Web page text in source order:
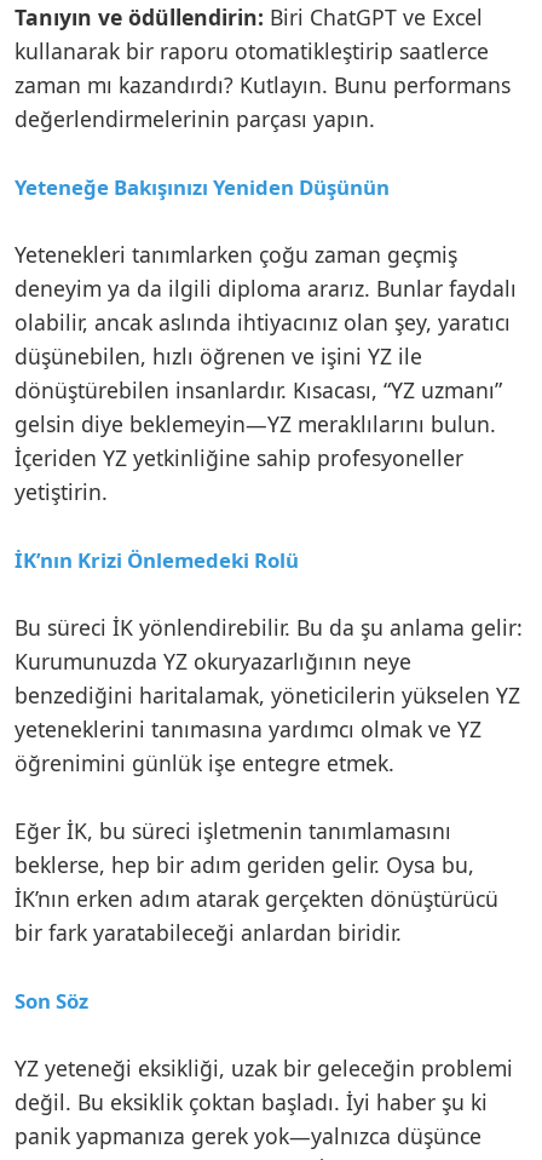
Tanıyın ve ödüllendirin: Biri ChatGPT ve Excel
kullanarak bir raporu otomatikleştirip saatlerce
zaman mı kazandırdı? Kutlayın. Bunu performans
değerlendirmelerinin parçası yapın.
Yeteneğe Bakışınızı Yeniden Düşünün
Yetenekleri tanımlarken çoğu zaman geçmiş
deneyim ya da ilgili diploma ararız. Bunlar faydalı
olabilir, ancak aslında ihtiyacınız olan şey, yaratıcı
düşünebilen, hızlı öğrenen ve işini YZ ile
dönüştürebilen insanlardır. Kısacası, “YZ uzmanı”
gelsin diye beklemeyin—YZ meraklılarını bulun.
İçeriden YZ yetkinliğine sahip profesyoneller
yetiştirin.
İK’nın Krizi Önlemedeki Rolü
Bu süreci İK yönlendirebilir. Bu da şu anlama gelir:
Kurumunuzda YZ okuryazarlığının neye
benzediğini haritalamak, yöneticilerin yükselen YZ
yeteneklerini tanımasına yardımcı olmak ve YZ
öğrenimini günlük işe entegre etmek.
Eğer İK, bu süreci işletmenin tanımlamasını
beklerse, hep bir adım geriden gelir. Oysa bu,
İK’nın erken adım atarak gerçekten dönüştürücü
bir fark yaratabileceği anlardan biridir.
Son Söz
YZ yeteneği eksikliği, uzak bir geleceğin problemi
değil. Bu eksiklik çoktan başladı. İyi haber şu ki
panik yapmanıza gerek yok—yalnızca düşünce